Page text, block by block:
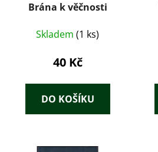
Brána k věčnosti
Skladem (1 ks)
40 Kč
DO KOŠÍKU